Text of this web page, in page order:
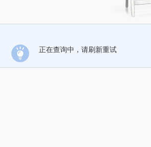
正在查询中，请刷新重试